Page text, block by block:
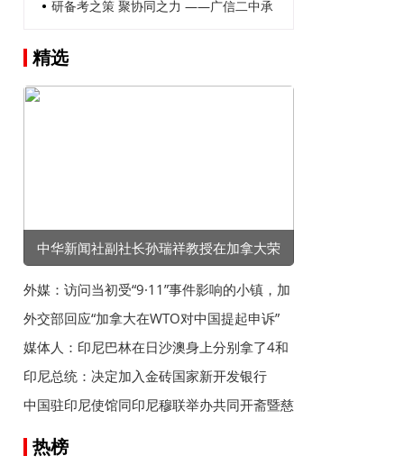
展2026年清明祭扫社会实践活动
研备考之策 聚协同之力 ——广信二中承
精选
中华新闻社副社长孙瑞祥教授在加拿大荣
获“卓越成就奖”
外媒：访问当初受“9·11”事件影响的小镇，加
拿大总理感叹加美失去友谊
外交部回应“加拿大在WTO对中国提起申诉”
媒体人：印尼巴林在日沙澳身上分别拿了4和
5分，后两场全赢怕不够
印尼总统：决定加入金砖国家新开发银行
中国驻印尼使馆同印尼穆联举办共同开斋暨慈
善捐助活动
热榜